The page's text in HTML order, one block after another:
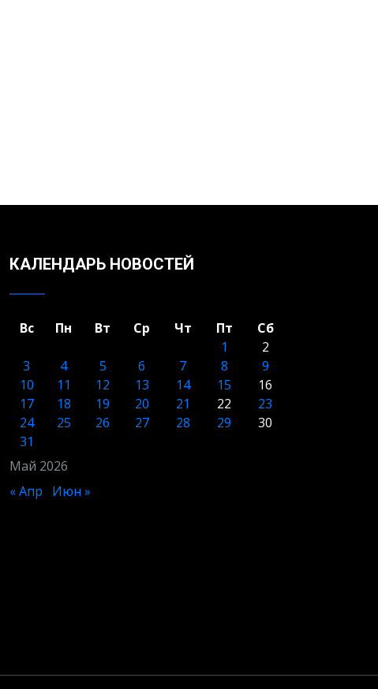
КАЛЕНДАРЬ НОВОСТЕЙ
Май 2026
Вс Пн Вт Ср Чт Пт
Сб
1
2
3
4 5 6 7 8
9
10
11 12 13 14 15
16
17
18 19 20 21 22
23
24
25 26 27 28 29
30
31
« Апр Июн »